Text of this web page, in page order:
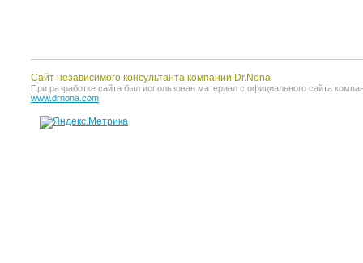
Сайт независимого консультанта компании Dr.Nona
При разработке сайта был использован материал с официального сайта
www.drnona.com